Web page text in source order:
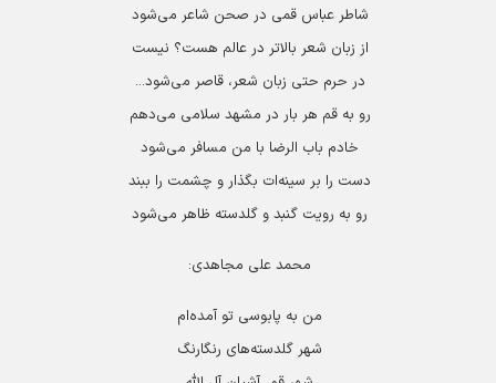
شاطر عباس قمی در صحن شاعر می‌شود
از زبان شعر بالاتر در عالم هست؟ نیست
در حرم حتی زبان شعر، قاصر می‌شود...
رو به قم هر بار در مشهد سلامی می‌دهم
خادم باب الرضا با من مسافر می‌شود
دست را بر سینه‌ات بگذار و چشمت را ببند
رو به رویت گنبد و گلدسته ظاهر می‌شود
محمد علی مجاهدی:
من به پابوسی تو آمده‌ام
شهر گلدسته‌های رنگارنگ